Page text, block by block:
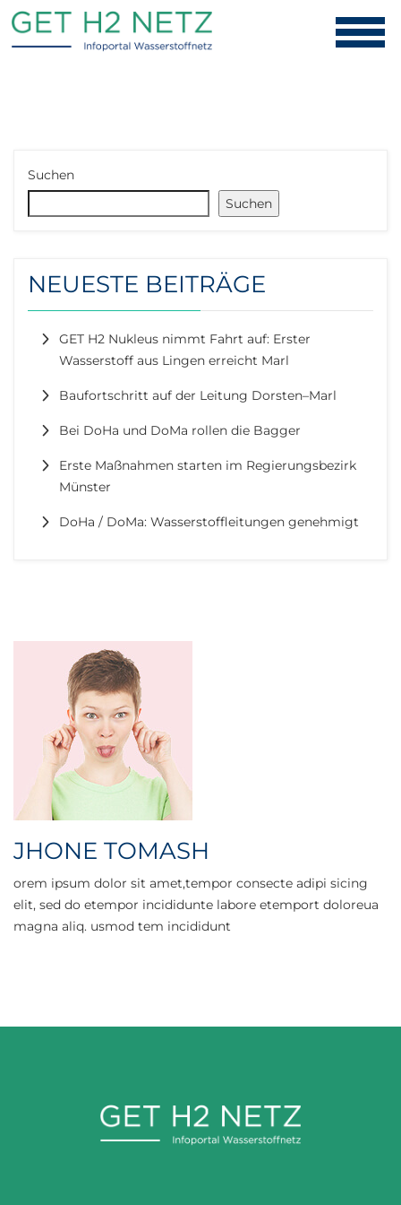
Suchen
Suchen
NEUESTE BEITRÄGE
GET H2 Nukleus nimmt Fahrt auf: Erster
Wasserstoff aus Lingen erreicht Marl
Baufortschritt auf der Leitung Dorsten–Marl
Bei DoHa und DoMa rollen die Bagger
Erste Maßnahmen starten im Regierungsbezirk
Münster
DoHa / DoMa: Wasserstoffleitungen genehmigt
JHONE TOMASH
orem ipsum dolor sit amet,tempor consecte adipi sicing
elit, sed do etempor incididunte labore etemport doloreua
magna aliq. usmod tem incididunt